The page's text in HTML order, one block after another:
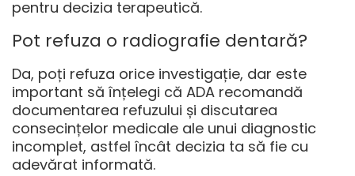
pentru decizia terapeutică.
Pot refuza o radiografie dentară?
Da, poți refuza orice investigație, dar este
important să înțelegi că ADA recomandă
documentarea refuzului și discutarea
consecințelor medicale ale unui diagnostic
incomplet, astfel încât decizia ta să fie cu
adevărat informată.